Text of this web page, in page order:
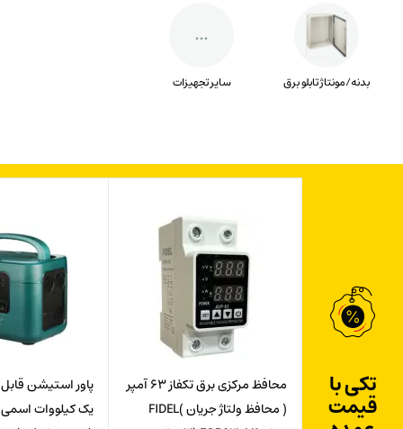
بدنه/مونتاژ تابلو برق سایر تجهیزات
تکی با
قیمت
محافظ مرکزی برق تکفاز 63 آمپر
( محافظ ولتاژ جریان )FIDEL
پاور استیشن
یک کیلووات اسمی